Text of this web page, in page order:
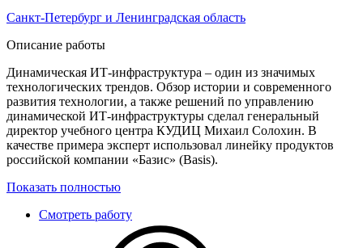
Санкт-Петербург и Ленинградская область
Описание работы
Динамическая ИТ-инфраструктура – один из значимых
технологических трендов. Обзор истории и современного
развития технологии, а также решений по управлению
динамической ИТ-инфраструктуры сделал генеральный
директор учебного центра КУДИЦ Михаил Солохин. В
качестве примера эксперт использовал линейку продуктов
российской компании «Базис» (Basis).
Показать полностью
Смотреть работу